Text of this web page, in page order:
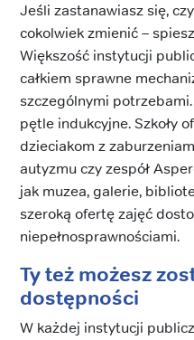
Jeśli zastanawiasz się,
cokolwiek zmienić –
Większość instytucji
całkiem sprawne
szczególnymi
pętle indukcyjne. Szkoły
dzieciakom z
autyzmu czy zespół
jak muzea, galerie,
szeroką ofertę zajęć
niepełnosprawnościami.
Ty też możesz
dostępności
W każdej instytucji